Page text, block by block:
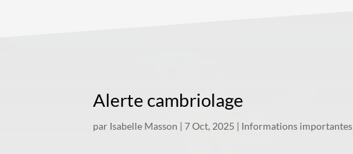
Alerte cambriolage
par Isabelle Masson |7 Oct, 2025 | Informations importantes